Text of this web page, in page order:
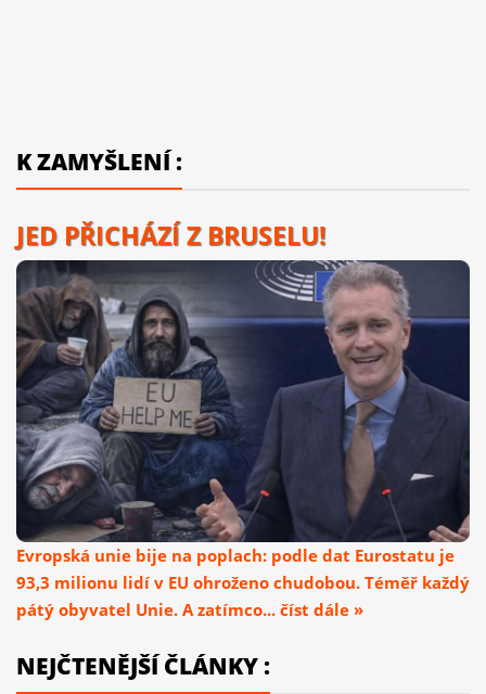
K ZAMYŠLENÍ :
JED PŘICHÁZÍ Z BRUSELU!
Evropská unie bije na poplach: podle dat Eurostatu je
93,3 milionu lidí v EU ohroženo chudobou. Téměř každý
pátý obyvatel Unie. A zatímco... číst dále »
NEJČTENĚJŠÍ ČLÁNKY :